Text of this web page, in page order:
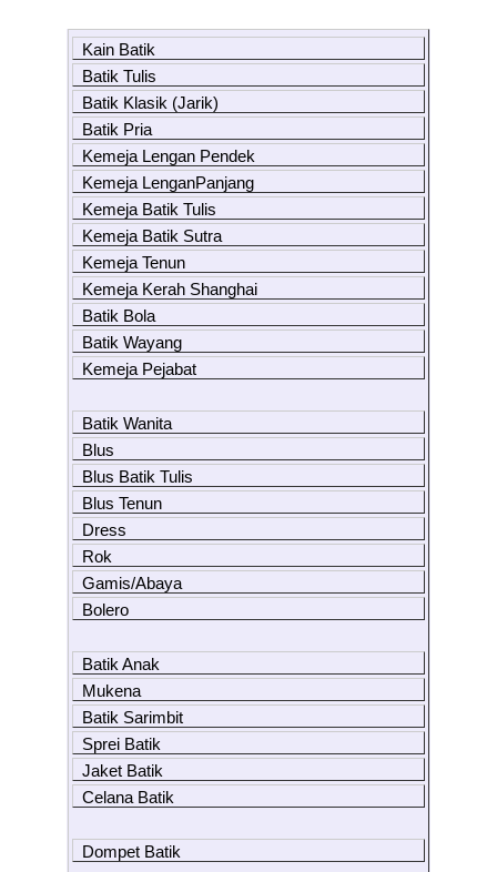
Kain Batik
Batik Tulis
Batik Klasik (Jarik)
Batik Pria
Kemeja Lengan Pendek
Kemeja LenganPanjang
Kemeja Batik Tulis
Kemeja Batik Sutra
Kemeja Tenun
Kemeja Kerah Shanghai
Batik Bola
Batik Wayang
Kemeja Pejabat
Batik Wanita
Blus
Blus Batik Tulis
Blus Tenun
Dress
Rok
Gamis/Abaya
Bolero
Batik Anak
Mukena
Batik Sarimbit
Sprei Batik
Jaket Batik
Celana Batik
Dompet Batik